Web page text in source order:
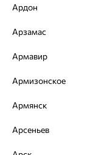
Брошь,
агат/
Ардон
Арзамас
Армавир
Армизонское
Армянск
Арсеньев